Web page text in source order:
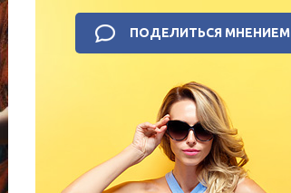
ПОДЕЛИТЬСЯ МНЕНИЕМ